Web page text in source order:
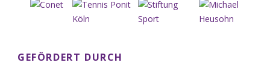
GEFÖRDERT DURCH